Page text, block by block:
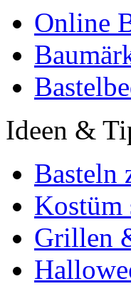
Online
Ideen &
Basteln
Kostüm
Grillen